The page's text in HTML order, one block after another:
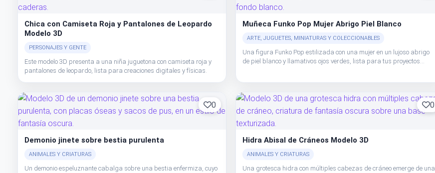
Chica con Camiseta Roja y Pantalones de Leopardo
Modelo 3D
PERSONAJES Y GENTE
Este modelo 3D presenta a una niña juguetona con camiseta roja y
pantalones de leopardo, lista para creaciones digitales y físicas.
Muñeca Funko Pop Mujer Abrigo Piel Blanco
ARTE, JUGUETES, MINIATURAS Y COLECCIONABLES
Una figura Funko Pop estilizada con una mujer en un lujoso abrigo
de piel blanco y llamativos ojos verdes, lista para tus proyectos
0
Demonio jinete sobre bestia purulenta
ANIMALES Y CRIATURAS
Un demonio espeluznante cabalga sobre una bestia enfermiza, cuyo
0
Hidra Abisal de Cráneos Modelo 3D
ANIMALES Y CRIATURAS
Una grotesca hidra con múltiples cabezas de cráneo emerge de una